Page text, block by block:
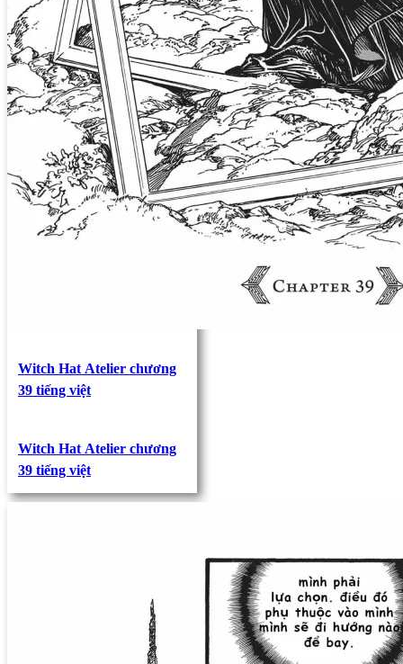
Witch Hat Atelier chương
39 tiếng việt
Witch Hat Atelier chương
39 tiếng việt